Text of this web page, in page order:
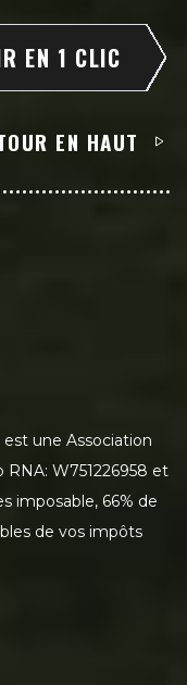
EN 1 CLIC
EN HAUT
une Association
W751226958 et
imposable, 66% de
de vos impôts